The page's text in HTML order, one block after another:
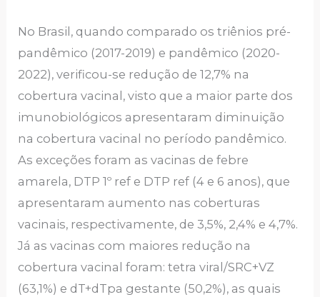
No Brasil, quando comparado os triênios pré-
pandêmico (2017-2019) e pandêmico (2020-
2022), verificou-se redução de 12,7% na
cobertura vacinal, visto que a maior parte dos
imunobiológicos apresentaram diminuição
na cobertura vacinal no período pandêmico.
As exceções foram as vacinas de febre
amarela, DTP 1º ref e DTP ref (4 e 6 anos), que
apresentaram aumento nas coberturas
vacinais, respectivamente, de 3,5%, 2,4% e 4,7%.
Já as vacinas com maiores redução na
cobertura vacinal foram: tetra viral/SRC+VZ
(63,1%) e dT+dTpa gestante (50,2%), as quais